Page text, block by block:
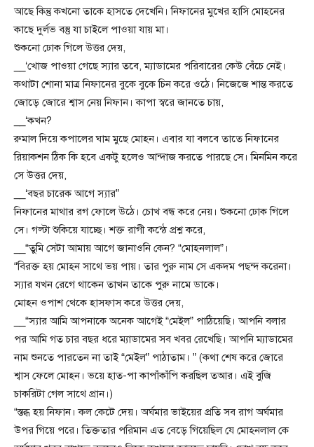
আছে কিন্তু কখনো তাকে হাসতে দেখেনি। নিফানের মুখের হাসি মোহনের
কাছে দুর্লভ বস্তু যা চাইলে পাওয়া যায় মা।
শুকনো ঢোক গিলে উত্তর দেয়,
__‘খোজ পাওয়া গেছে স্যার তবে, ম্যাডামের পরিবারের কেউ বেঁচে নেই।
কথাটা শোনা মাত্র নিফানের বুকে বুকে চিন করে ওঠে। নিজেজে শান্ত করতে
জোড়ে জোরে শ্বাস নেয় নিফান। কাপা স্বরে জানতে চায়,
__‘কখন?
রুমাল দিয়ে কপালের ঘাম মুছে মোহন। এবার যা বলবে তাতে নিফানের
রিয়াকশন ঠিক কি হবে একটু হলেও আন্দাজ করতে পারছে সে। মিনমিন করে
সে উত্তর দেয়,
__‘বছর চারেক আগে স্যার”
নিফানের মাথার রগ ফোলে উঠে। চোখ বন্ধ করে নেয়। শুকনো ঢোক গিলে
সে। গল্টা শুকিয়ে যাচ্ছে। শক্ত রাগী কন্ঠে প্রশ্ন করে,
__“তুমি সেটা আমায় আগে জানাওনি কেন? “মোহনলাল”।
“বিরক্ত হয় মোহন সাথে ভয় পায়। তার পুরু নাম সে একদম পছন্দ করেনা।
স্যার যখন রেগে থাকেন তাখন তাকে পুরু নামে ডাকে।
মোহন ওপাশ থেকে হাসফাস করে উত্তর দেয়,
__“স্যার আমি আপনাকে অনেক আগেই “মেইল” পাঠিয়েছি। আপনি বলার
পর আমি গত চার বছর ধরে ম্যাডামের সব খবর রেখেছি। আপনি ম্যাডামের
নাম শুনতে পারতেন না তাই “মেইল” পাঠাতাম। ” (কথা শেষ করে জোরে
শ্বাস ফেলে মোহন। ভয়ে হাত-পা কাপাঁকাঁপি করছিল তআর। এই বুজি
চাকরিটা গেল সাথে প্রান।)
“স্তব্ধ হয় নিফান। কল কেটে দেয়। অর্ঘমার ভাইয়ের প্রতি সব রাগ অর্ঘমার
উপর গিয়ে পরে। তিক্ততার পরিমান এত বেড়ে গিয়েছিল যে মোহনলাল কে